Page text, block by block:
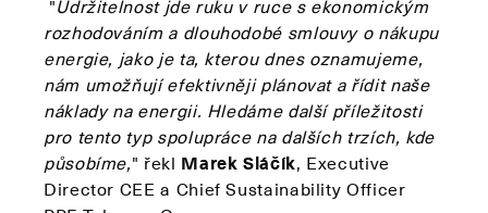
"Udržitelnost jde ruku v ruce s ekonomickým
rozhodováním a dlouhodobé smlouvy o nákupu
energie, jako je ta, kterou dnes oznamujeme,
nám umožňují efektivněji plánovat a řídit naše
náklady na energii. Hledáme další příležitosti
pro tento typ spolupráce na dalších trzích, kde
působíme," řekl Marek Sláčík, Executive
Director CEE a Chief Sustainability Officer